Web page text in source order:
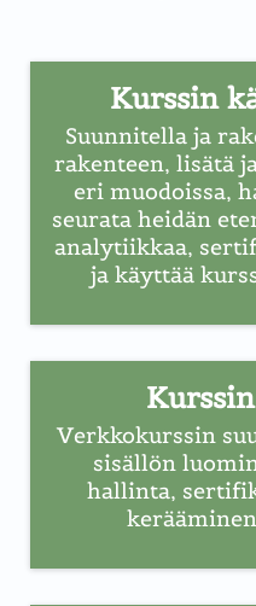
Kurssin
Suunnitella ja
rakenteen, lisätä
eri muodoissa,
seurata heidän
analytiikkaa,
ja käyttää
Verkkokurssin
sisällön
hallinta,